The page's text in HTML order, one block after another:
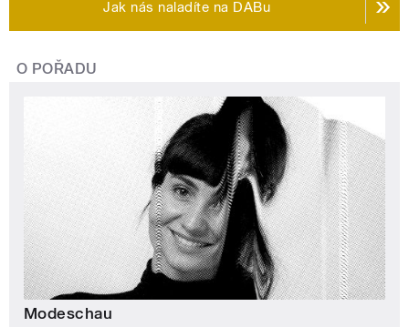
Jak nás naladíte na DABu
O POŘADU
Modeschau